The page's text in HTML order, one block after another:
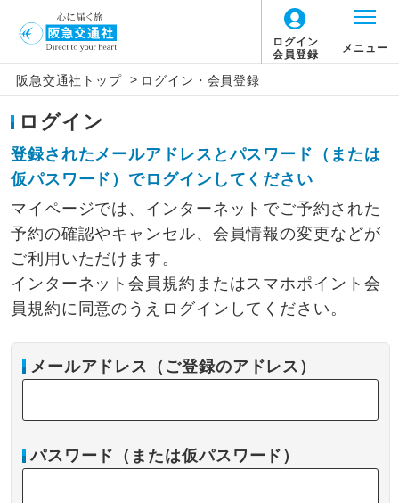
ログイン
会員登録
メニュー
阪急交通社トップ > ログイン・会員登録
ログイン
登録されたメールアドレスとパスワード（または
仮パスワード）でログインしてください
マイページでは、インターネットでご予約された
予約の確認やキャンセル、会員情報の変更などが
ご利用いただけます。
インターネット会員規約またはスマホポイント会
員規約に同意のうえログインしてください。
メールアドレス（ご登録のアドレス）
パスワード（または仮パスワード）